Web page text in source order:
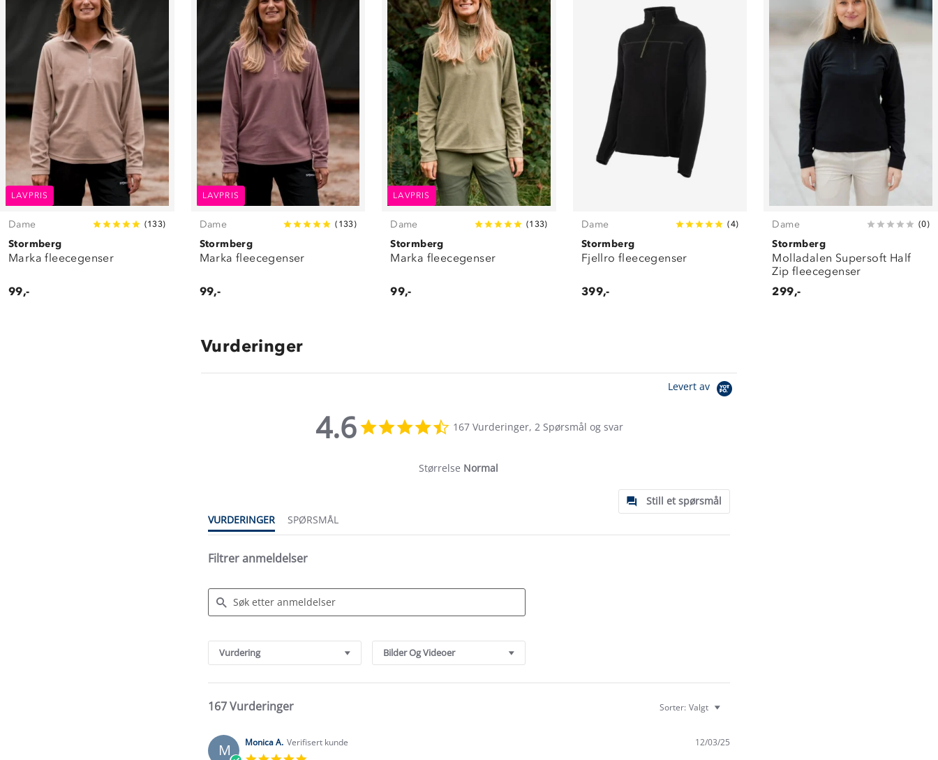
LAVPRIS
Dame (133)
Stormberg
Marka fleecegenser
99,-
LAVPRIS
Dame ( 133)
Stormberg
Marka fleecegenser
99,-
LAVPRIS
Dame (133)
Stormberg
Marka fleecegenser
99,-
Dame (4)
Stormberg
Fjellro fleecegenser
399,-
Dame (0)
Stormberg
Molladalen Supersoft Half
Zip fleecegenser
299,-
Vurderinger
Levert av
4.6
star
167 Vurderinger, 2 Spørsmål og svar
Størrelse Normal
Still et spørsmål
VURDERINGER
SPØRSMÅL
Filtrer anmeldelser
Reviews
Vurdering Bilder Og Videoer
167 Vurderinger Sorter: Valgt
M Monica A. Verifisert kunde 12/03/25